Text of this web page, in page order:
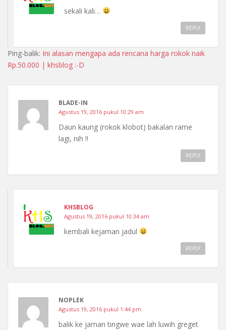
sekali kali…
REPLY
Ping-balik: Ini alasan mengapa ada rencana harga rokok naik
Rp.50.000 | khsblog :-D
BLADE-IN
Agustus 19, 2016 pukul 10:29 am
Daun kaung (rokok klobot) bakalan rame
lagi, nih !!
REPLY
KHSBLOG
Agustus 19, 2016 pukul 10:34 am
kembali kejaman jadul
REPLY
NOPLEK
Agustus 19, 2016 pukul 1:44 pm
balik ke jaman tingwe wae lah luwih greget